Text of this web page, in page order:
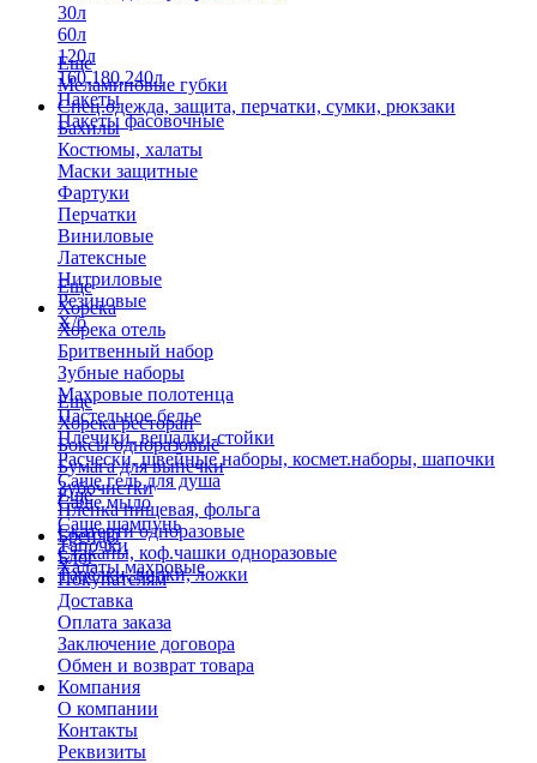
30л
60л
120л
160,180,240л
Пакеты
Пакеты фасовочные
Еще
Меламиновые губки
Спец.одежда, защита, перчатки, сумки, рюкзаки
Бахилы
Костюмы, халаты
Маски защитные
Фартуки
Перчатки
Виниловые
Латексные
Нитриловые
Резиновые
Х/б
Еще
Хорека
Хорека отель
Бритвенный набор
Зубные наборы
Махровые полотенца
Пастельное белье
Плечики, вешалки-стойки
Расчески, швейные наборы, космет.наборы, шапочки
Саше гель для душа
Саше мыло
Саше шампунь
Тапочки
Халаты махровые
Еще
Хорека ресторан
Боксы одноразовые
Бумага для выпечки
Зубочистки
Пленка пищевая, фольга
Скатерти одноразовые
Стаканы, коф.чашки одноразовые
Тарелки, вилки, ложки
Еще
Бренды
Блог
Покупателям
Доставка
Оплата заказа
Заключение договора
Обмен и возврат товара
Компания
О компании
Контакты
Реквизиты